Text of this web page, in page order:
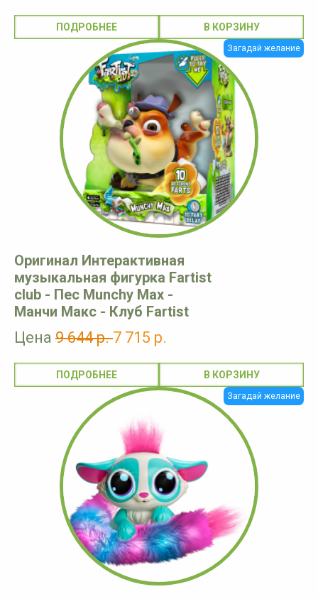
ПОДРОБНЕЕ
Загадай желание
Оригинал Интерактивная
музыкальная фигурка Fartist
club - Пес Munchy Max -
Манчи Макс - Клуб Fartist
Цена 9 644 р.7 715 р.
ПОДРОБНЕЕ
Загадай желание